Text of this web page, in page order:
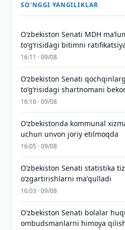
SO'NGGI YANGILIKLAR
Oʻzbekiston Senati MDH
toʻgʻrisidagi bitimni
16:11 · 09/08
Oʻzbekiston Senati
toʻgʻrisidagi shartnomani
16:10 · 09/08
Oʻzbekistonda kommunal
uchun unvon joriy etilmoqda
16:05 · 09/08
Oʻzbekiston Senati statistika
oʻzgartirishlarni maʼqulladi
16:03 · 09/08
Oʻzbekiston Senati bolalar
ombudsmanlarni himoya